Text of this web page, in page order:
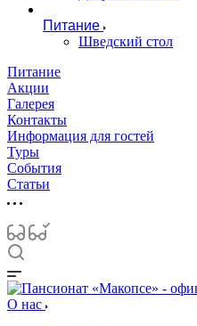
Питание
Шведский стол
Питание
Акции
Галерея
Контакты
Информация для гостей
Туры
События
Статьи
О нас